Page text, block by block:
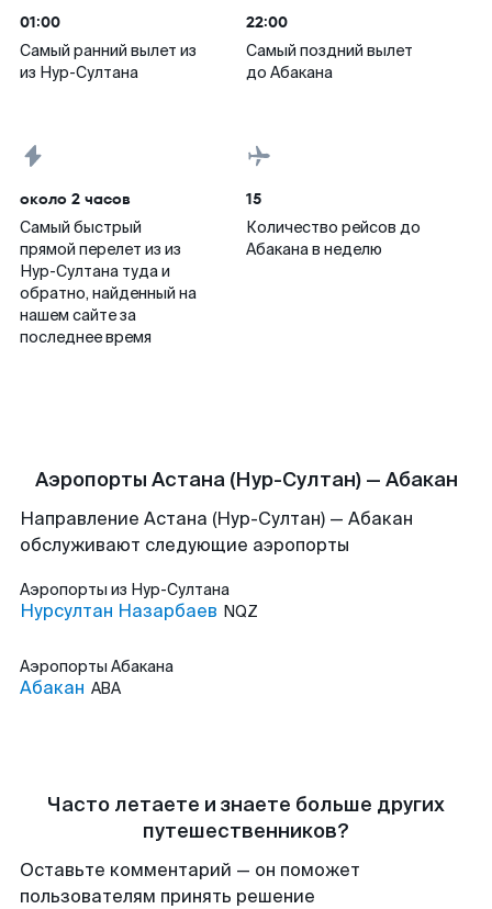
01:00
Самый ранний вылет из
из Нур-Султана
22:00
Самый поздний вылет
до Абакана
около 2 часов
Самый быстрый
прямой перелет из из
Нур-Султана туда и
обратно, найденный на
нашем сайте за
последнее время
15
Количество рейсов до
Абакана в неделю
Аэропорты Астана (Нур-Султан) — Абакан
Направление Астана (Нур-Султан) — Абакан
обслуживают следующие аэропорты
Аэропорты из Нур-Султана
Нурсултан Назарбаев NQZ
Аэропорты Абакана
Абакан ABA
Часто летаете и знаете больше других
путешественников?
Оставьте комментарий — он поможет
пользователям принять решение